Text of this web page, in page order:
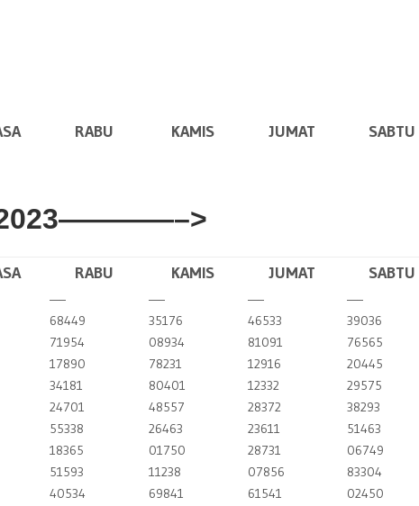
RABU KAMIS JUMAT SABTU
RABU KAMIS JUMAT SABTU
—– —– —– —–
68449 35176 46533 39036
71954 08934 81091 76565
17890 78231 12916 20445
34181 80401 12332 29575
24701 48557 28372 38293
55338 26463 23611 51463
18365 01750 28731 06749
51593 11238 07856 83304
40534 69841 61541 02450